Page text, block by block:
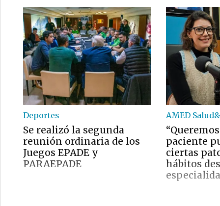
Deportes
Se realizó la segunda
reunión ordinaria de los
Juegos EPADE y
PARAEPADE
AMED
paciente
ciertas
hábitos